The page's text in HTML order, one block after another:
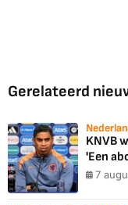
Gerelateerd
KNVB
'Een
7